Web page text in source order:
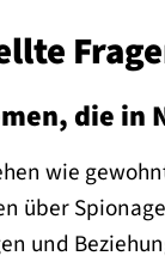
die in
wie
über
und